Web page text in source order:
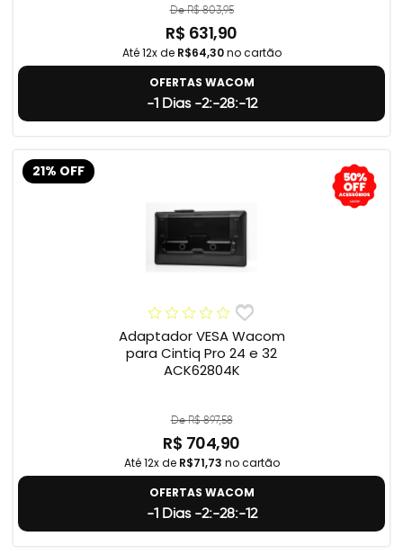
De R$ 803,95
R$ 631,90
Até 12x de R$64,30no cartão
OFERTAS WACOM
-1 Dias -2:-28:-13
21% OFF
Adaptador VESA Wacom
para Cintiq Pro 24 e 32
ACK62804K
De R$ 897,58
R$ 704,90
Até 12x de R$71,73 no cartão
OFERTAS WACOM
-1 Dias -2:-28:-13